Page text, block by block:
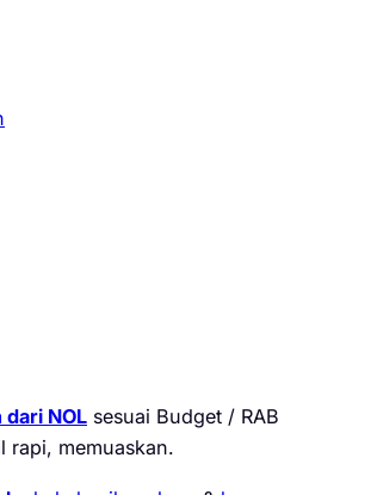
NOL sesuai Budget / RAB
rapi, memuaskan.